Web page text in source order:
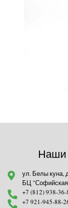
Наши
ул. Белы куна,
БЦ
+7 (812) 938-36-
+7 921-945-88-